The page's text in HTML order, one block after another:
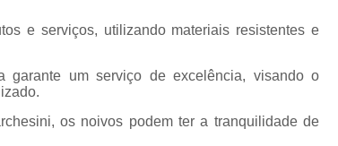
e serviços, utilizando materiais resistentes e
garante um serviço de excelência, visando o
os noivos podem ter a tranquilidade de